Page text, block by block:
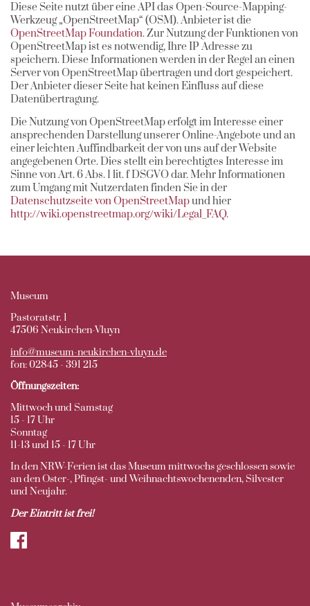
Diese Seite nutzt über eine API das Open-Source-Mapping-
Werkzeug „OpenStreetMap“ (OSM). Anbieter ist die
OpenStreetMap Foundation. Zur Nutzung der Funktionen von
OpenStreetMap ist es notwendig, Ihre IP Adresse zu
speichern. Diese Informationen werden in der Regel an einen
Server von OpenStreetMap übertragen und dort gespeichert.
Der Anbieter dieser Seite hat keinen Einfluss auf diese
Datenübertragung.
Die Nutzung von OpenStreetMap erfolgt im Interesse einer
ansprechenden Darstellung unserer Online-Angebote und an
einer leichten Auffindbarkeit der von uns auf der Website
angegebenen Orte. Dies stellt ein berechtigtes Interesse im
Sinne von Art. 6 Abs. 1 lit. f DSGVO dar. Mehr Informationen
zum Umgang mit Nutzerdaten finden Sie in der
Datenschutzseite von OpenStreetMapund hier
http://wiki.openstreetmap.org/wiki/Legal_FAQ.
Museum
Pastoratstr. 1
47506 Neukirchen-Vluyn
info@museum-neukirchen-vluyn.de
fon: 02845 - 391 215
Öffnungszeiten:
Mittwoch und Samstag
15 - 17 Uhr
Sonntag
11-13 und 15 - 17 Uhr
In den NRW-Ferien ist das Museum mittwochs geschlossen sowie
an den Oster-, Pfingst- und Weihnachtswochenenden, Silvester
und Neujahr.
Der Eintritt ist frei!